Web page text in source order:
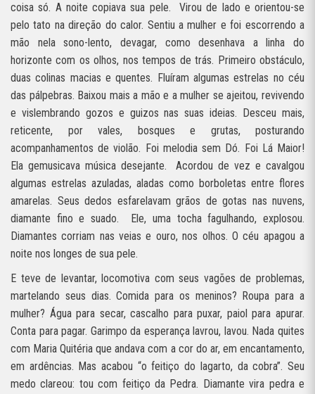
coisa só. A noite copiava sua pele.
Virou de lado e orientou-se
pelo tato na direção do calor. Sentiu a mulher e foi escorrendo a
mão nela sono-lento, devagar, como desenhava a linha do
horizonte com os olhos, nos tempos de trás. Primeiro obstáculo,
duas colinas macias e quentes. Fluíram algumas estrelas no céu
das pálpebras. Baixou mais a mão e a mulher se ajeitou, revivendo
e vislembrando gozos e guizos nas suas ideias. Desceu mais,
reticente, por vales, bosques e grutas, posturando
acompanhamentos de violão. Foi melodia sem Dó. Foi Lá Maior!
Ela gemusicava música desejante.
Acordou de vez e cavalgou
algumas estrelas azuladas, aladas como borboletas entre flores
amarelas. Seus dedos esfarelavam grãos de gotas nas nuvens,
diamante fino e suado.
Ele, uma tocha fagulhando, explosou.
Diamantes corriam nas veias e ouro, nos olhos. O céu apagou a
noite nos longes de sua pele.
E teve de levantar, locomotiva com seus vagões de problemas,
martelando seus dias. Comida para os meninos? Roupa para a
mulher? Água para secar, cascalho para puxar, paiol para apurar.
Conta para pagar. Garimpo da esperança lavrou, lavou. Nada quites
com Maria Quitéria que andava com a cor do ar, em encantamento,
em ardências. Mas acabou “o feitiço do lagarto, da cobra”. Seu
medo clareou: tou com feitiço da Pedra. Diamante vira pedra e